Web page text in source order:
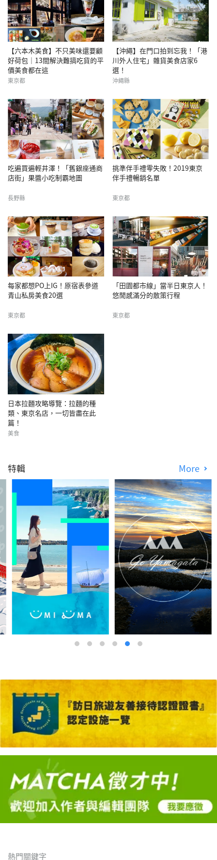
【六本木美食】不只美味還要顧
好荷包｜13間解決難搞吃貨的平
價美食都在這
東京都
【沖繩】在門口拍到忘我！「港
川外人住宅」雜貨美食店家6
選！
沖繩縣
吃遍買遍輕井澤！「舊銀座通商
店街」果醬小吃制霸地圖
長野縣
挑準伴手禮零失敗！2019東京
伴手禮暢銷名單
東京都
每家都想PO上IG！原宿表參道
青山私房美食20選
東京都
「田園都市線」當半日東京人！
悠閒感滿分的散策行程
東京都
日本拉麵攻略導覽：拉麵的種
類、東京名店，一切皆盡在此
篇！
美食
特輯 More
熱門關鍵字